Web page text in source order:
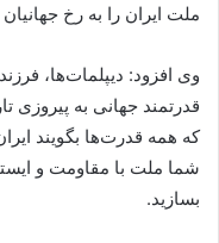
ملت ایران را به رخ
قدرتمند جهانی به
که همه قدرت‌ها بگویند
شما ملت با مقاومت و
بسازید.